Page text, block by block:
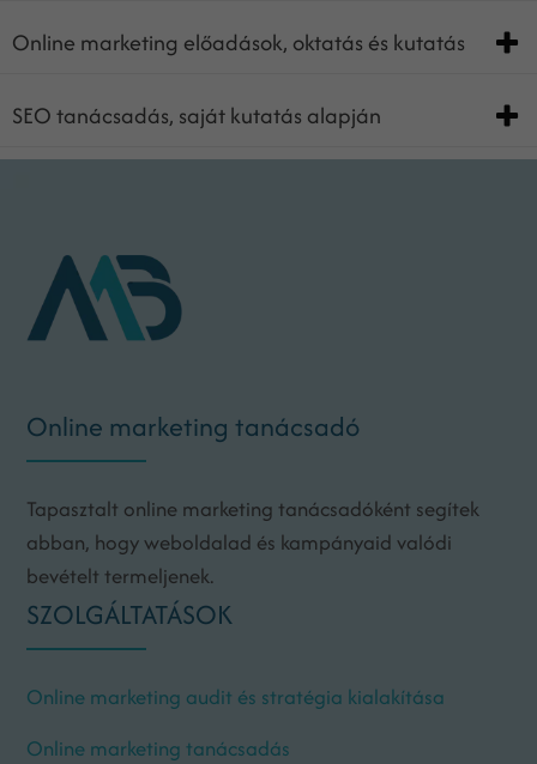
Online marketing előadások, oktatás és kutatás
SEO tanácsadás, saját kutatás alapján
Online marketing tanácsadó
Tapasztalt online marketing tanácsadóként segítek
abban, hogy weboldalad és kampányaid valódi
bevételt termeljenek.
SZOLGÁLTATÁSOK
Online marketing audit és stratégia kialakítása
Online marketing tanácsadás